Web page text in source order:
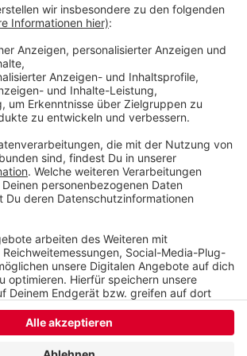
Wikipedia haben die meisten von uns
Immerhin gibt es fast 3 Millionen
Artikel. Und unser Moderator
sich: 'Es wird Zeit, dass sich das
durchliest!'